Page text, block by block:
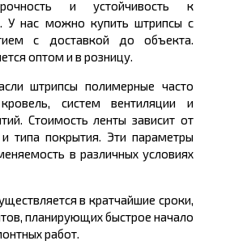
и устойчивость к
У нас можно купить штрипсы с
с доставкой до объекта.
оптом и в розницу.
штрипсы полимерные часто
систем вентиляции и
Стоимость ленты зависит от
типа покрытия. Эти параметры
в различных условиях
в кратчайшие сроки,
планирующих быстрое начало
работ.